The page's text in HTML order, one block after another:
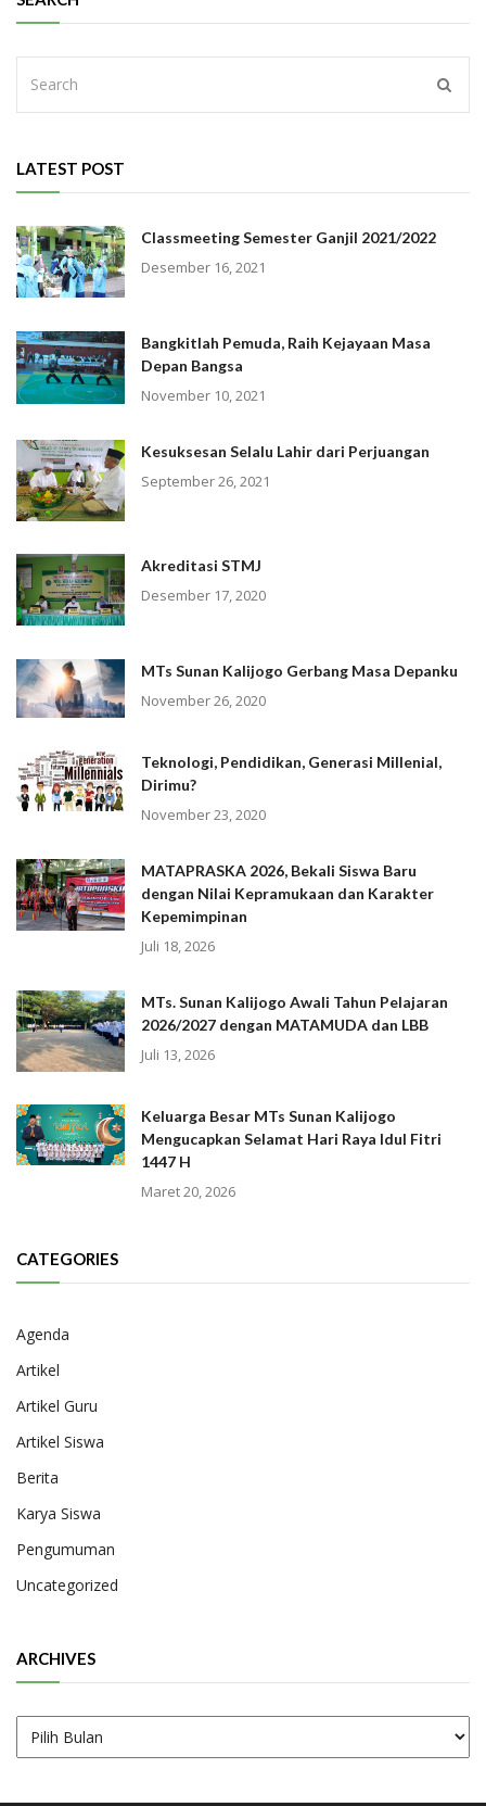
LATEST POST
Classmeeting Semester Ganjil 2021/2022
Desember 16, 2021
Bangkitlah Pemuda, Raih Kejayaan Masa
Depan Bangsa
November 10, 2021
Kesuksesan Selalu Lahir dari Perjuangan
September 26, 2021
Akreditasi STMJ
Desember 17, 2020
MTs Sunan Kalijogo Gerbang Masa Depanku
November 26, 2020
Teknologi, Pendidikan, Generasi Millenial,
Dirimu?
November 23, 2020
MATAPRASKA 2026, Bekali Siswa Baru
dengan Nilai Kepramukaan dan Karakter
Kepemimpinan
Juli 18, 2026
MTs. Sunan Kalijogo Awali Tahun Pelajaran
2026/2027 dengan MATAMUDA dan LBB
Juli 13, 2026
Keluarga Besar MTs Sunan Kalijogo
Mengucapkan Selamat Hari Raya Idul Fitri
1447 H
Maret 20, 2026
CATEGORIES
Agenda
Artikel
Artikel Guru
Artikel Siswa
Berita
Karya Siswa
Pengumuman
Uncategorized
ARCHIVES
Archives